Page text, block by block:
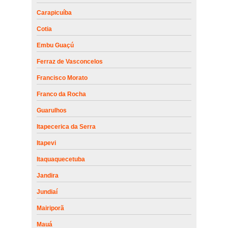
Carapicuíba
Cotia
Embu Guaçú
Ferraz de Vasconcelos
Francisco Morato
Franco da Rocha
Guarulhos
Itapecerica da Serra
Itapevi
Itaquaquecetuba
Jandira
Jundiaí
Mairiporã
Mauá